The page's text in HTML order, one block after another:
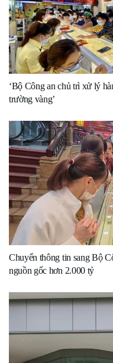
‘Bộ Công an chủ trì xử lý
trường vàng’
Chuyển thông tin sang Bộ
nguồn gốc hơn 2.000 tỷ